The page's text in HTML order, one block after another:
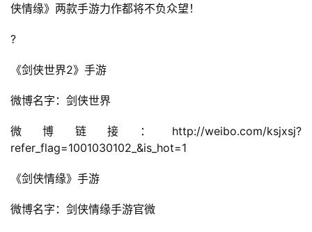
侠情缘》两款手游力作都将不负众望！
?
《剑侠世界2》手游
微博名字：剑侠世界
微博链接：http://weibo.com/ksjxsj?
refer_flag=1001030102_&is_hot=1
《剑侠情缘》手游
微博名字：剑侠情缘手游官微